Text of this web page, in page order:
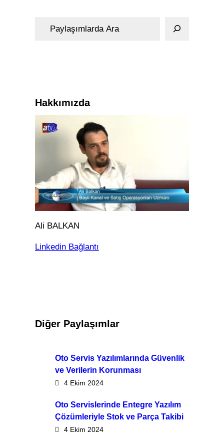
Hakkımızda
Ali BALKAN
Linkedin Bağlantı
Diğer Paylaşımlar
Oto Servis Yazılımlarında Güvenlik
ve Verilerin Korunması
4 Ekim 2024
Oto Servislerinde Entegre Yazılım
Çözümleriyle Stok ve Parça Takibi
4 Ekim 2024